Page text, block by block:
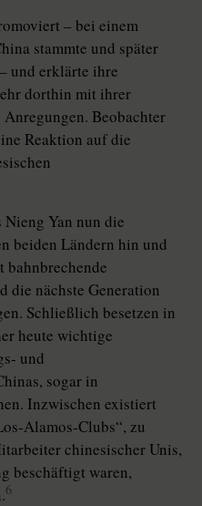
– bei einem
stammte und später
und erklärte ihre
dorthin mit ihrer
Beobachter
Reaktion auf die
­Nieng Yan nun die
beiden Ländern hin und
bahnbrechende
die nächste Generation
Schließlich besetzen in
heute wichtige
und
sogar in
Inzwischen existiert
Alamos-Clubs“, zu
chinesischer Unis,
beschäftigt waren,
6